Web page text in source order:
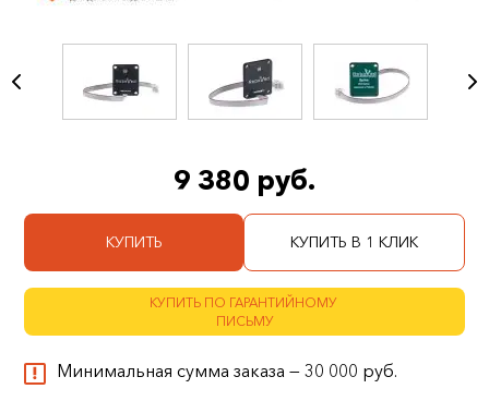
9 380 руб.
КУПИТЬ КУПИТЬ В 1 КЛИК
КУПИТЬ ПО ГАРАНТИЙНОМУ
ПИСЬМУ
Минимальная сумма заказа — 30 000 руб.